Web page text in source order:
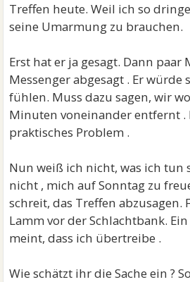
Treffen heute. Weil ich so
seine Umarmung zu brauchen.
Erst hat er ja gesagt. Dann
Messenger abgesagt . Er würde
fühlen. Muss dazu sagen, wir
Minuten voneinander entfernt .
praktisches Problem .
Nun weiß ich nicht, was ich tun
nicht , mich auf Sonntag zu
schreit, das Treffen abzusagen.
Lamm vor der Schlachtbank.
meint, dass ich übertreibe .
Wie schätzt ihr die Sache ein ?